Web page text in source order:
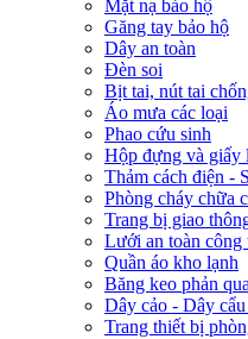
Mặt nạ bảo hộ
Găng tay bảo hộ
Dây an toàn
Đèn soi
Bịt tai, nút tai
Áo mưa các loại
Phao cứu sinh
Hộp đựng và giấy
Thảm cách điện -
Phòng cháy chữa
Trang bị giao
Lưới an toàn công
Quần áo kho lạnh
Băng keo phản
Dây cảo - Dây
Trang thiết bị